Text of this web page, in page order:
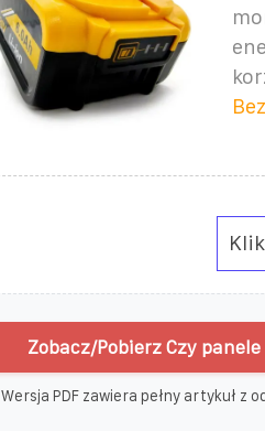
Zobacz/Pobierz Czy
Wersja PDF zawiera pełny artykuł z